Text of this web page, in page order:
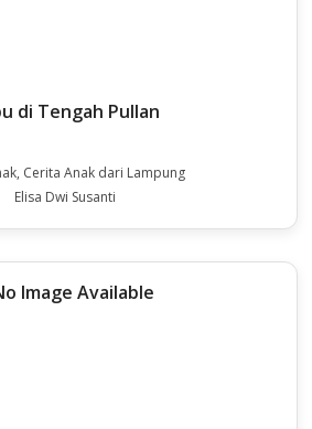
di Tengah Pullan
Cerita Anak dari Lampung
Elisa Dwi Susanti